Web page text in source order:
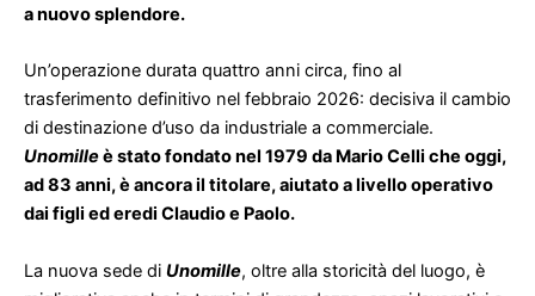
a nuovo splendore.
Un’operazione durata quattro anni circa, fino al
trasferimento definitivo nel febbraio 2026: decisiva il cambio
di destinazione d’uso da industriale a commerciale.
Unomilleè stato fondato nel 1979 da Mario Celli che oggi,
ad 83 anni, è ancora il titolare, aiutato a livello operativo
dai figli ed eredi Claudio e Paolo.
La nuova sede di Unomille, oltre alla storicità del luogo, è